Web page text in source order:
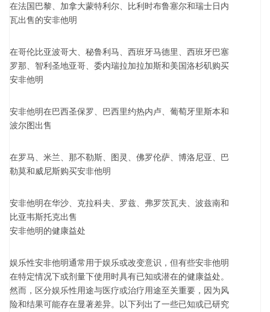
在法国巴黎、加拿大蒙特利尔、比利时布鲁塞尔和瑞士日内
瓦出售的安非他明
在哥伦比亚波哥大、秘鲁利马、西班牙马德里、西班牙巴塞
罗那、智利圣地亚哥、委内瑞拉加拉加斯和美国洛杉矶购买
安非他明
安非他明在巴西圣保罗、巴西里约热内卢、葡萄牙里斯本和
波尔图出售
在罗马、米兰、那不勒斯、图灵、佛罗伦萨、博洛尼亚、巴
勒莫和威尼斯购买安非他明
安非他明在华沙、克拉科夫、罗兹、弗罗茨瓦夫、波兹南和
比亚韦斯托克出售
安非他明的健康益处
娱乐性安非他明通常用于娱乐或改变意识，但有些安非他明
在特定情况下或剂量下使用时具有已知或潜在的健康益处。
然而，区分娱乐性用途与医疗或治疗用途至关重要，因为风
险和结果可能存在显著差异。以下列出了一些已知或已研究